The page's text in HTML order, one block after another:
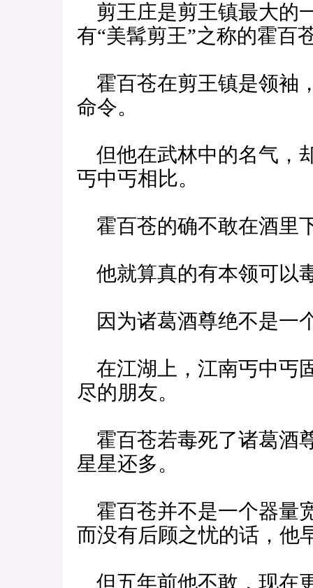
剪王庄是剪王镇最大的
有“美髯剪王”之称的霍百
霍百苍在剪王镇是领袖
命令。
但他在武林中的名气，
丐中丐相比。
霍百苍的确不敢在酒里
他就算真的有本领可以
因为诸葛酒尊绝不是一
在江湖上，江南丐中丐
尽的朋友。
霍百苍若毒死了诸葛酒
星星还多。
霍百苍并不是一个器量
而没有后顾之忧的话，他
但五年前他不敢，现在